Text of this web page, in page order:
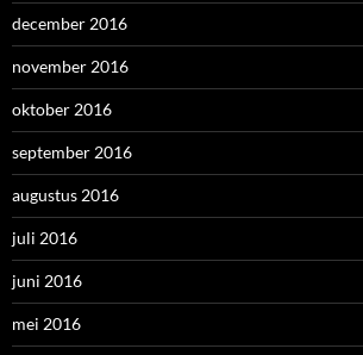
december 2016
november 2016
oktober 2016
september 2016
augustus 2016
juli 2016
juni 2016
mei 2016